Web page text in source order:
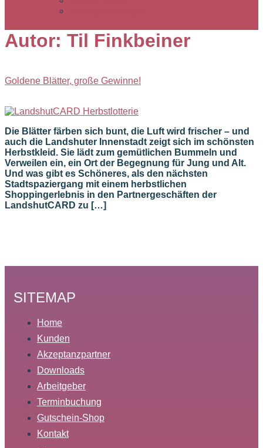
Autor: Til Finkbeiner
Goldene Blätter, große Gewinne!
Die Blätter färben sich bunt, die Luft wird frischer – und
auch die Landshuter Innenstadt zeigt sich im schönsten
Herbstkleid. Sie lädt zum gemütlichen Bummeln und
Verweilen ein, ein Ort der Begegnung für Jung und Alt.
Und was gibt es Schöneres, als den nächsten
Stadtspaziergang mit einem herbstlichen
Shoppingerlebnis in den Partnergeschäften der
LandshutCARD zu […]
SITEMAP
Home
Kunden
Akzeptanzpartner
Downloads
Arbeitgeber
Terminbuchung
Gutschein-Shop
Kontakt